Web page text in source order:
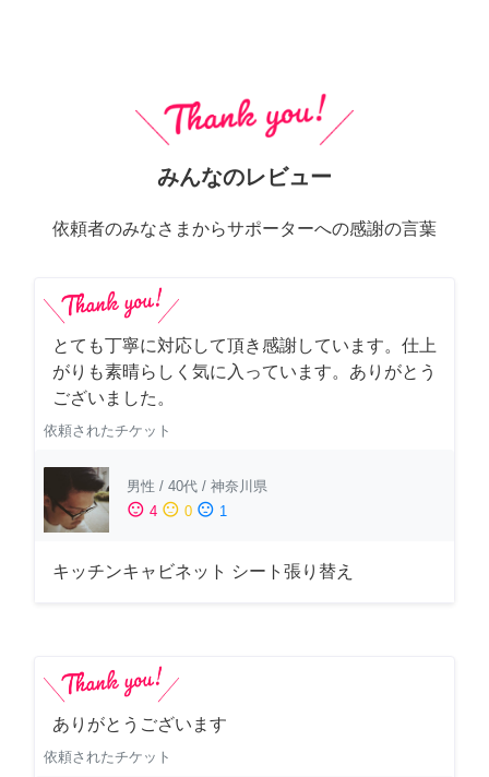
みんなのレビュー
依頼者のみなさまからサポーターへの感謝の言葉
とても丁寧に対応して頂き感謝しています。仕上
がりも素晴らしく気に入っています。ありがとう
ございました。
依頼されたチケット
男性 / 40代 / 神奈川県
sentiment_satisfied 4 sentiment_neutral 0 sentiment_dissatisfied 1
キッチンキャビネット シート張り替え
ありがとうございます
依頼されたチケット